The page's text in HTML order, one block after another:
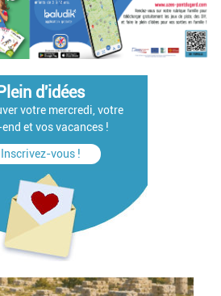
Plein d'idées
votre mercredi, votre
et vos vacances !
Inscrivez-vous !